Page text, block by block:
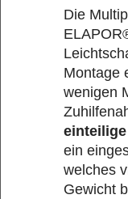
Die
Montage
wenigen
einteilige
ein
welches
Gewicht